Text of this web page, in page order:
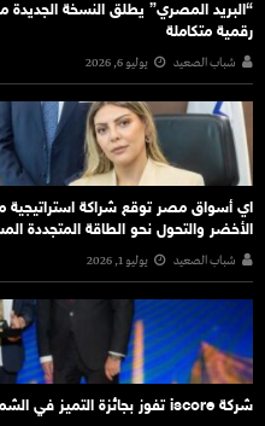
رقمية متكاملة
شباب الصعيد يوليو 6, 2026
اي أسواق مصر توقع شراكة استراتيجية
الأخضر والتحول نحو الطاقة المتجددة
شباب الصعيد يوليو 1, 2026
شركة iscore تفوز بجائزة التميز في الشمول المالي 2026 خلال قمة مصر الأفضل